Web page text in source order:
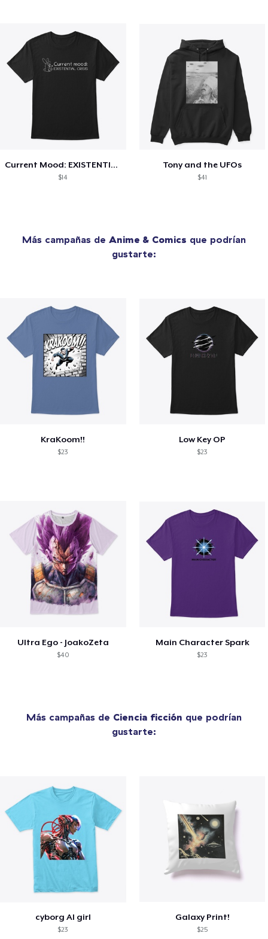
Current Mood: EXISTENTIAL CRISIS
$14
Tony and the UFOs
$41
Más campañas de Anime & Comics que podrían
gustarte:
KraKoom!!
$23
Low Key OP
$23
Ultra Ego - JoakoZeta
$40
Main Character Spark
$23
Más campañas de Ciencia ficción que podrían
gustarte:
cyborg AI girl
$23
Galaxy Print!
$25